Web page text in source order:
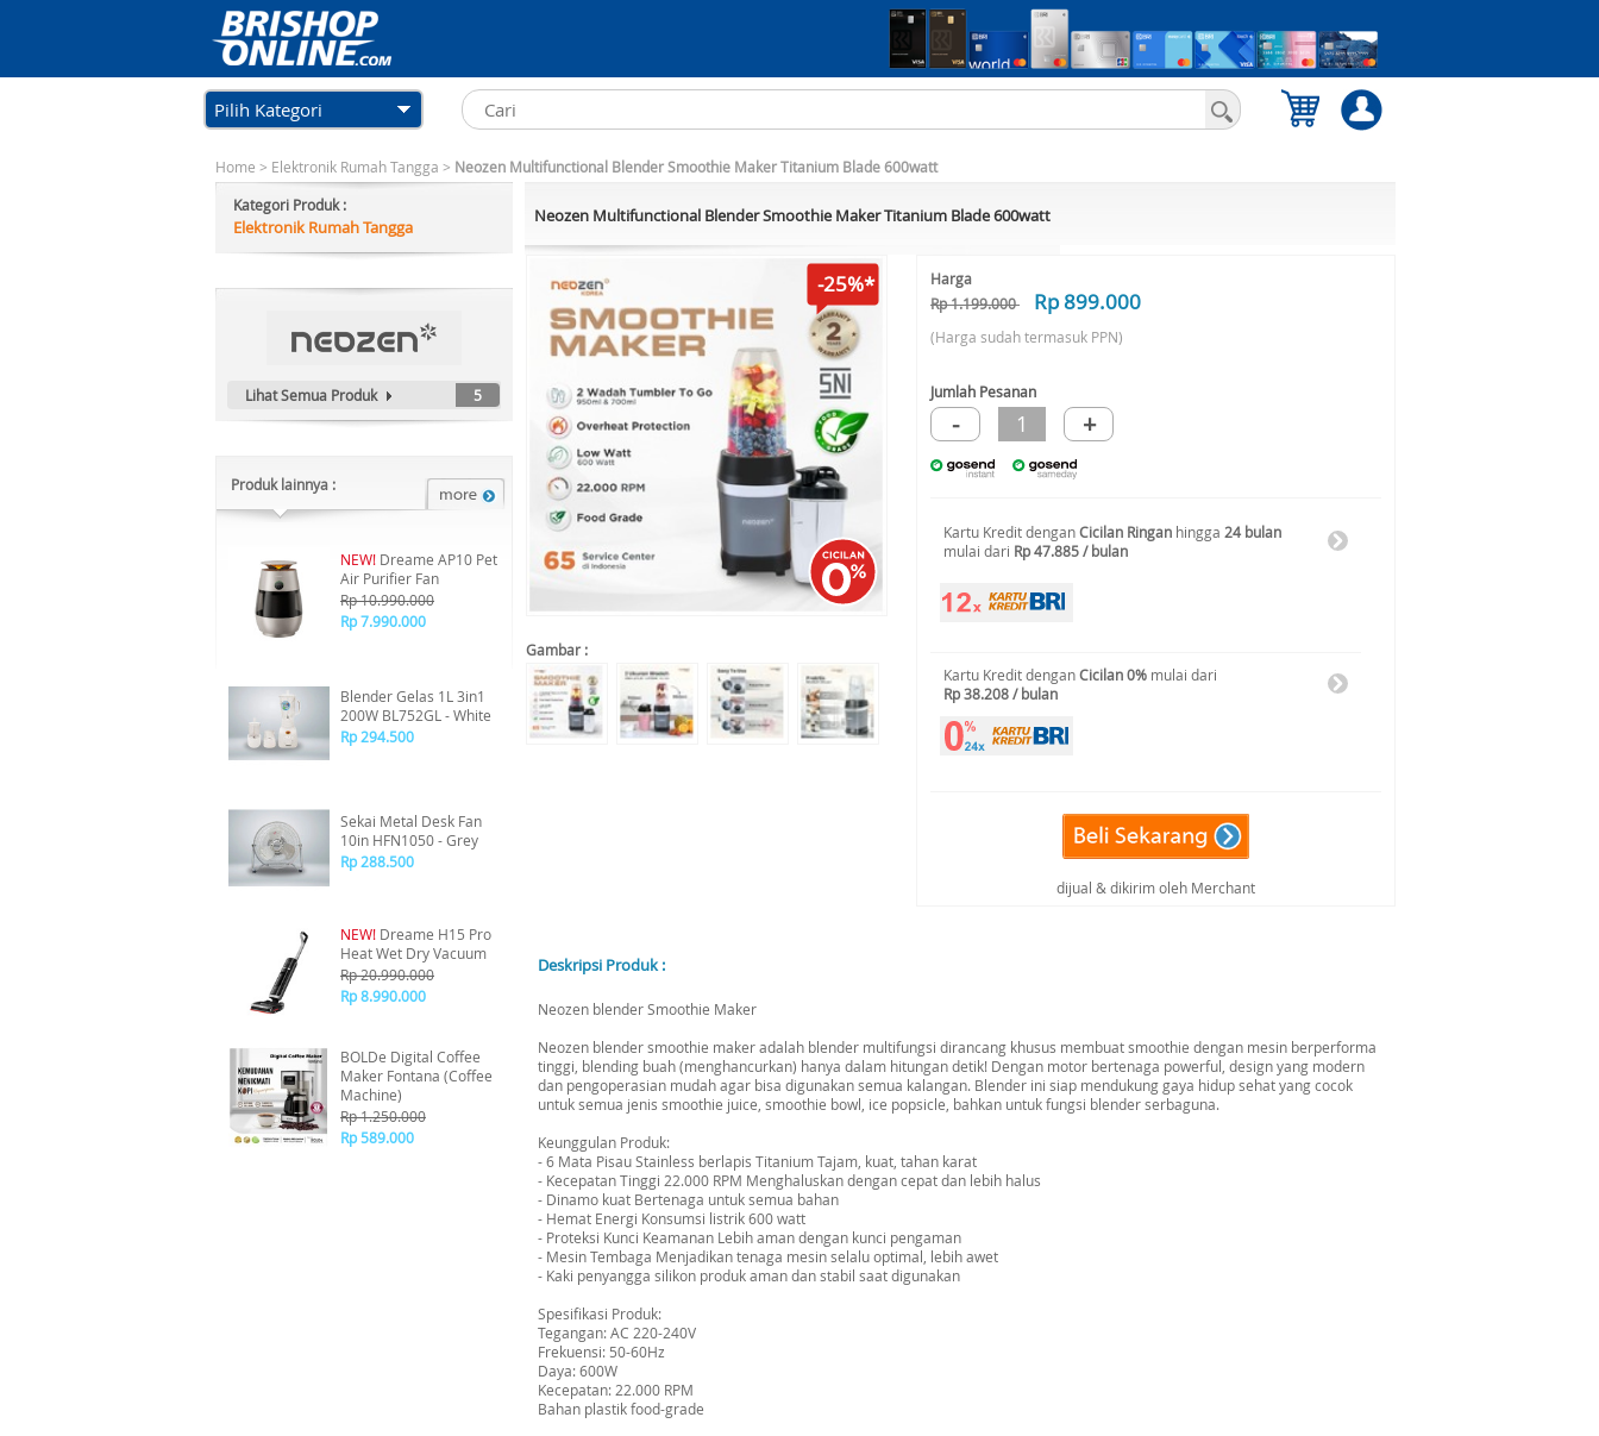
Pilih Kategori
Home > Elektronik Rumah Tangga > Neozen Multifunctional Blender Smoothie Maker Titanium Blade 600watt
Kategori Produk :
Elektronik Rumah Tangga
Lihat Semua Produk 5
Produk lainnya :
NEW! Dreame AP10 Pet
Air Purifier Fan
Rp 10.990.000
Rp 7.990.000
Blender Gelas 1L 3in1
200W BL752GL - White
Rp 294.500
Sekai Metal Desk Fan
10in HFN1050 - Grey
Rp 288.500
NEW! Dreame H15 Pro
Heat Wet Dry Vacuum
Rp 20.990.000
Rp 8.990.000
BOLDe Digital Coffee
Maker Fontana (Coffee
Machine)
Rp 1.250.000
Rp 589.000
Neozen Multifunctional Blender Smoothie Maker Titanium Blade 600watt
-25%*
Gambar :
Harga
Rp 1.199.000
Rp 899.000
(Harga sudah termasuk PPN)
Jumlah Pesanan
- 1 +
Kartu Kredit denganCicilan Ringan hingga 24 bulan
mulai dari Rp 47.885 / bulan
Kartu Kredit denganCicilan 0% mulai dari
Rp 38.208 / bulan
dijual & dikirim oleh Merchant
Deskripsi Produk :
Neozen blender Smoothie Maker
Neozen blender smoothie maker adalah blender multifungsi dirancang khusus membuat smoothie dengan mesin berperforma
tinggi, blending buah (menghancurkan) hanya dalam hitungan detik! Dengan motor bertenaga powerful, design yang modern
dan pengoperasian mudah agar bisa digunakan semua kalangan. Blender ini siap mendukung gaya hidup sehat yang cocok
untuk semua jenis smoothie juice, smoothie bowl, ice popsicle, bahkan untuk fungsi blender serbaguna.
Keunggulan Produk:
- 6 Mata Pisau Stainless berlapis Titanium Tajam, kuat, tahan karat
- Kecepatan Tinggi 22.000 RPM Menghaluskan dengan cepat dan lebih halus
- Dinamo kuat Bertenaga untuk semua bahan
- Hemat Energi Konsumsi listrik 600 watt
- Proteksi Kunci Keamanan Lebih aman dengan kunci pengaman
- Mesin Tembaga Menjadikan tenaga mesin selalu optimal, lebih awet
- Kaki penyangga silikon produk aman dan stabil saat digunakan
Spesifikasi Produk:
Tegangan: AC 220-240V
Frekuensi: 50-60Hz
Daya: 600W
Kecepatan: 22.000 RPM
Bahan plastik food-grade